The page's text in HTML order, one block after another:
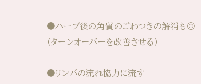
●ハーブ後の角質のごわつきの解消も◎
（ターンオーバーを改善させる）
●リンパの流れ協力に流す